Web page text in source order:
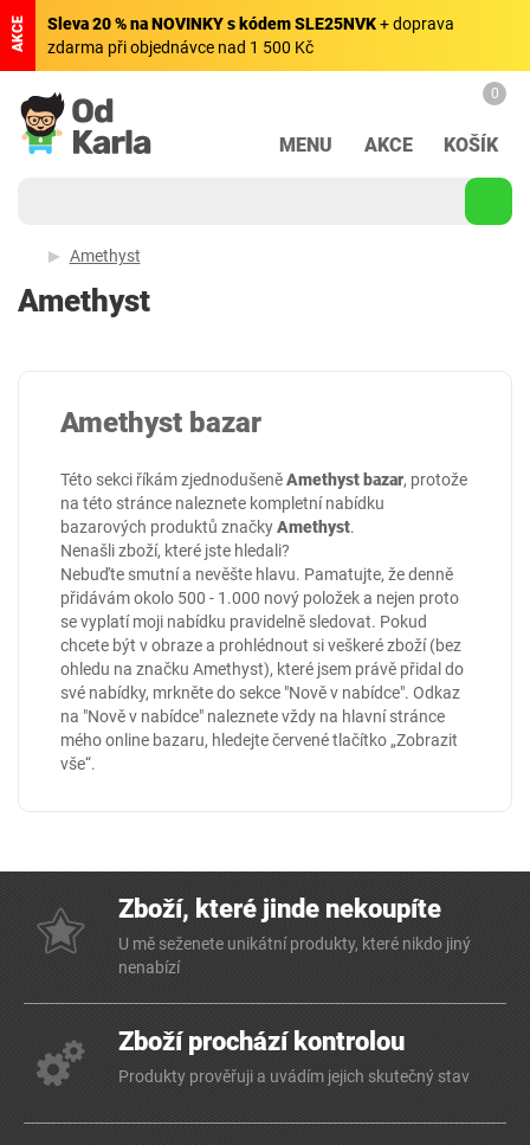
AKCE Sleva 20 % na NOVINKY s kódem SLE25NVK+ doprava
zdarma při objednávce nad 1 500 Kč
MENU AKCE
0
KOŠÍK
Amethyst
Amethyst
Amethyst bazar
Této sekci říkám zjednodušeněAmethyst bazar, protože
na této stránce naleznete kompletní nabídku
bazarových produktů značkyAmethyst.
Nenašli zboží, které jste hledali?
Nebuďte smutní a nevěšte hlavu. Pamatujte, že denně
přidávám okolo 500 - 1.000 nový položek a nejen proto
se vyplatí moji nabídku pravidelně sledovat. Pokud
chcete být v obraze a prohlédnout si veškeré zboží (bez
ohledu na značku Amethyst), které jsem právě přidal do
své nabídky, mrkněte do sekce "Nově v nabídce". Odkaz
na "Nově v nabídce" naleznete vždy na hlavní stránce
mého online bazaru, hledejte červené tlačítko „Zobrazit
vše“.
Zboží, které jinde nekoupíte
U mě seženete unikátní produkty, které nikdo jiný
nenabízí
Zboží prochází kontrolou
Produkty prověřuji a uvádím jejich skutečný stav